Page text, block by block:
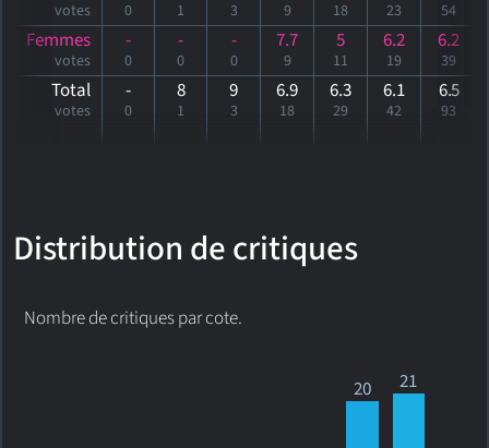
votes 0 1 3 9 18 23 54
Femmes
votes
-
0
-
0
-
0
7.7
9
5
11
6.2
19
6.2
39
Total
votes
-
0
8
1
9
3
6.9
18
6.3
29
6.1
42
6.5
93
Distribution de critiques
Nombre de critiques par cote.
20 21